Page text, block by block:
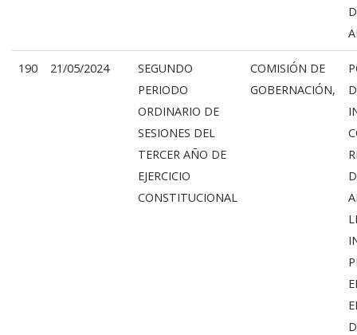
190 21/05/2024
SEGUNDO
PERIODO
ORDINARIO DE
SESIONES DEL
TERCER AÑO DE
EJERCICIO
CONSTITUCIONAL
COMISIÓN DE
GOBERNACIÓN,